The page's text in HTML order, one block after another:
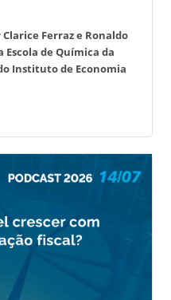
Ferraz e Ronaldo
Escola de Química da
Instituto de Economia